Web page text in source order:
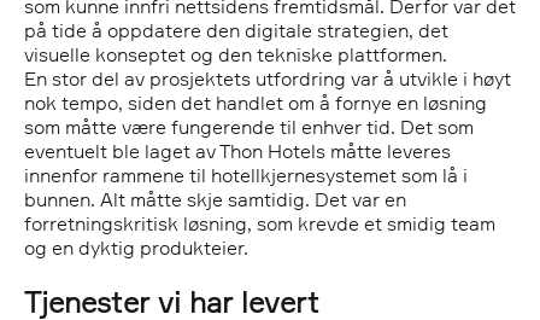
som kunne innfri nettsidens fremtidsmål. Derfor var det
på tide å oppdatere den digitale strategien, det
visuelle konseptet og den tekniske plattformen.
En stor del av prosjektets utfordring var å utvikle i høyt
nok tempo, siden det handlet om å fornye en løsning
som måtte være fungerende til enhver tid. Det som
eventuelt ble laget av Thon Hotels måtte leveres
innenfor rammene til hotellkjernesystemet som lå i
bunnen. Alt måtte skje samtidig. Det var en
forretningskritisk løsning, som krevde et smidig team
og en dyktig produkteier.
Tjenester vi har levert